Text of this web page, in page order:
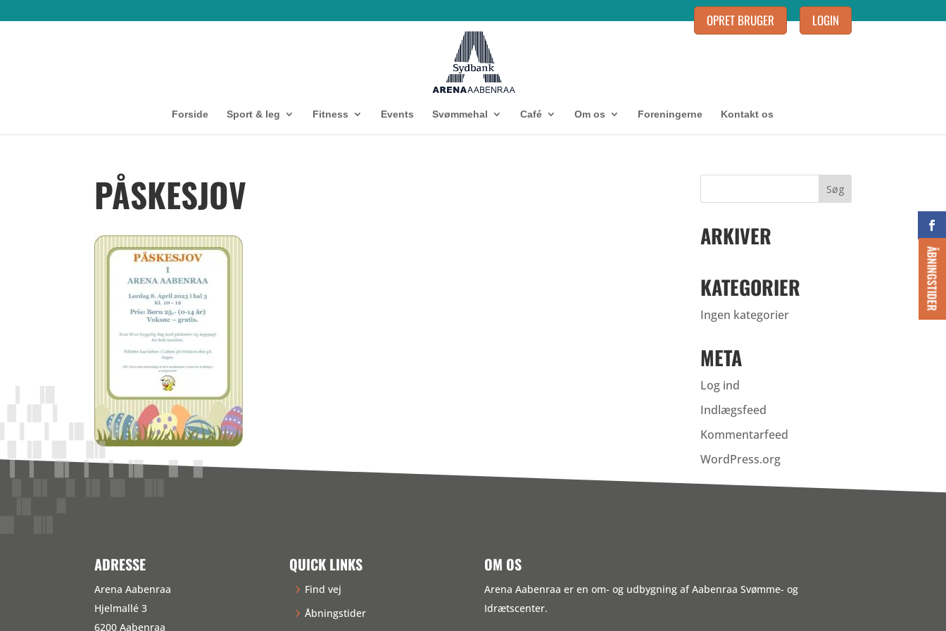
ÅBNINGSTIDER
OPRET BRUGER LOGIN
Forside Sport & leg Fitness Events Svømmehal Café Om os Foreningerne Kontakt os
PÅSKESJOV
ARKIVER
KATEGORIER
Ingen kategorier
META
Log ind
Indlægsfeed
Kommentarfeed
WordPress.org
ADRESSE
Arena Aabenraa
Hjelmallé 3
6200 Aabenraa
QUICK LINKS
Find vej
Åbningstider
OM OS
Arena Aabenraa er en om- og udbygning af Aabenraa Svømme- og
Idrætscenter.